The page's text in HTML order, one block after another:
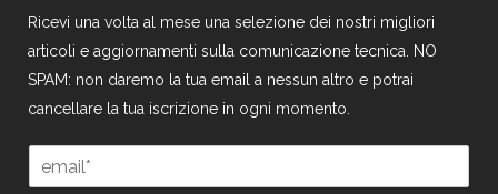
Ricevi una volta al mese una selezione dei nostri migliori
articoli e aggiornamenti sulla comunicazione tecnica. NO
SPAM: non daremo la tua email a nessun altro e potrai
cancellare la tua iscrizione in ogni momento.
m